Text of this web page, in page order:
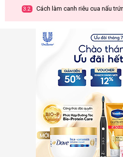
3.2. Cách làm canh riêu cua nấu